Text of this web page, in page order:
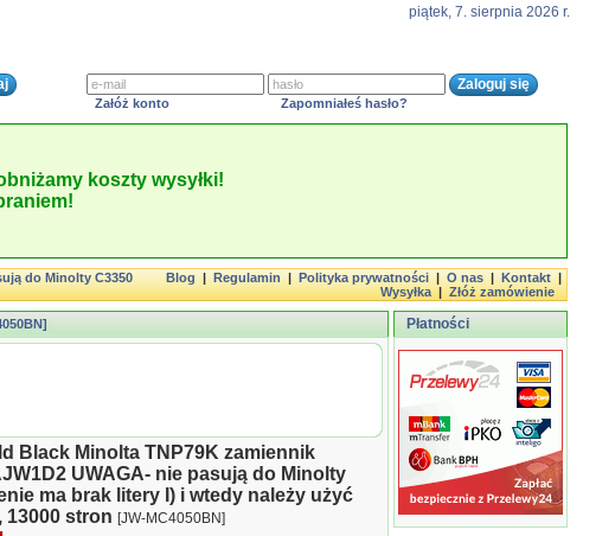
piątek, 7. sierpnia 2026 r.
Załóż konto Zapomniałeś hasło?
koszty wysyłki!
do Minolty C3350
Blog|Regulamin|Polityka prywatności|O nas|Kontakt|
Wysyłka|Złóż zamówienie
Black Minolta TNP79K zamiennik
UWAGA- nie pasują do Minolty
ma brak litery I) i wtedy należy użyć
13000 stron [JW-MC4050BN]
Płatności